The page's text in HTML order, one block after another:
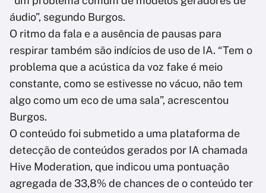
áudio”, segundo Burgos.
O ritmo da fala e a ausência de pausas para
respirar também são indícios de uso de IA. “Tem o
problema que a acústica da voz fake é meio
constante, como se estivesse no vácuo, não tem
algo como um eco de uma sala”, acrescentou
Burgos.
O conteúdo foi submetido a uma plataforma de
detecção de conteúdos gerados por IA chamada
Hive Moderation, que indicou uma pontuação
agregada de 33,8% de chances de o conteúdo ter